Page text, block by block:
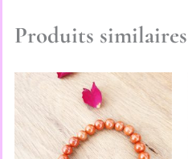
Produits similaires